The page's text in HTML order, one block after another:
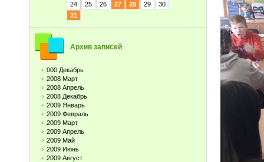
24
25 26 27 28 29
30
31
Архив записей
000 Декабрь
2008 Март
2008 Апрель
2008 Декабрь
2009 Январь
2009 Февраль
2009 Март
2009 Апрель
2009 Май
2009 Июнь
2009 Август